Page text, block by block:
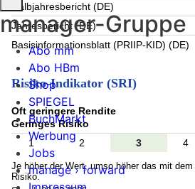
Halbjahresbericht (DE)
Jahresbericht (DE)
Basisinformationsblatt (PRIIP-KID) (DE)
Risiko-Indikator (SRI)
Oft geringere Rendite
Geringes Risiko
1
2 3 4
Je höher der Wert, umso höher das mit
Risiko.
manager-Gruppe
Abo mm
Abo HBm
Shop
SPIEGEL
BuchMarkt
Werbung
Jobs
manage › forward